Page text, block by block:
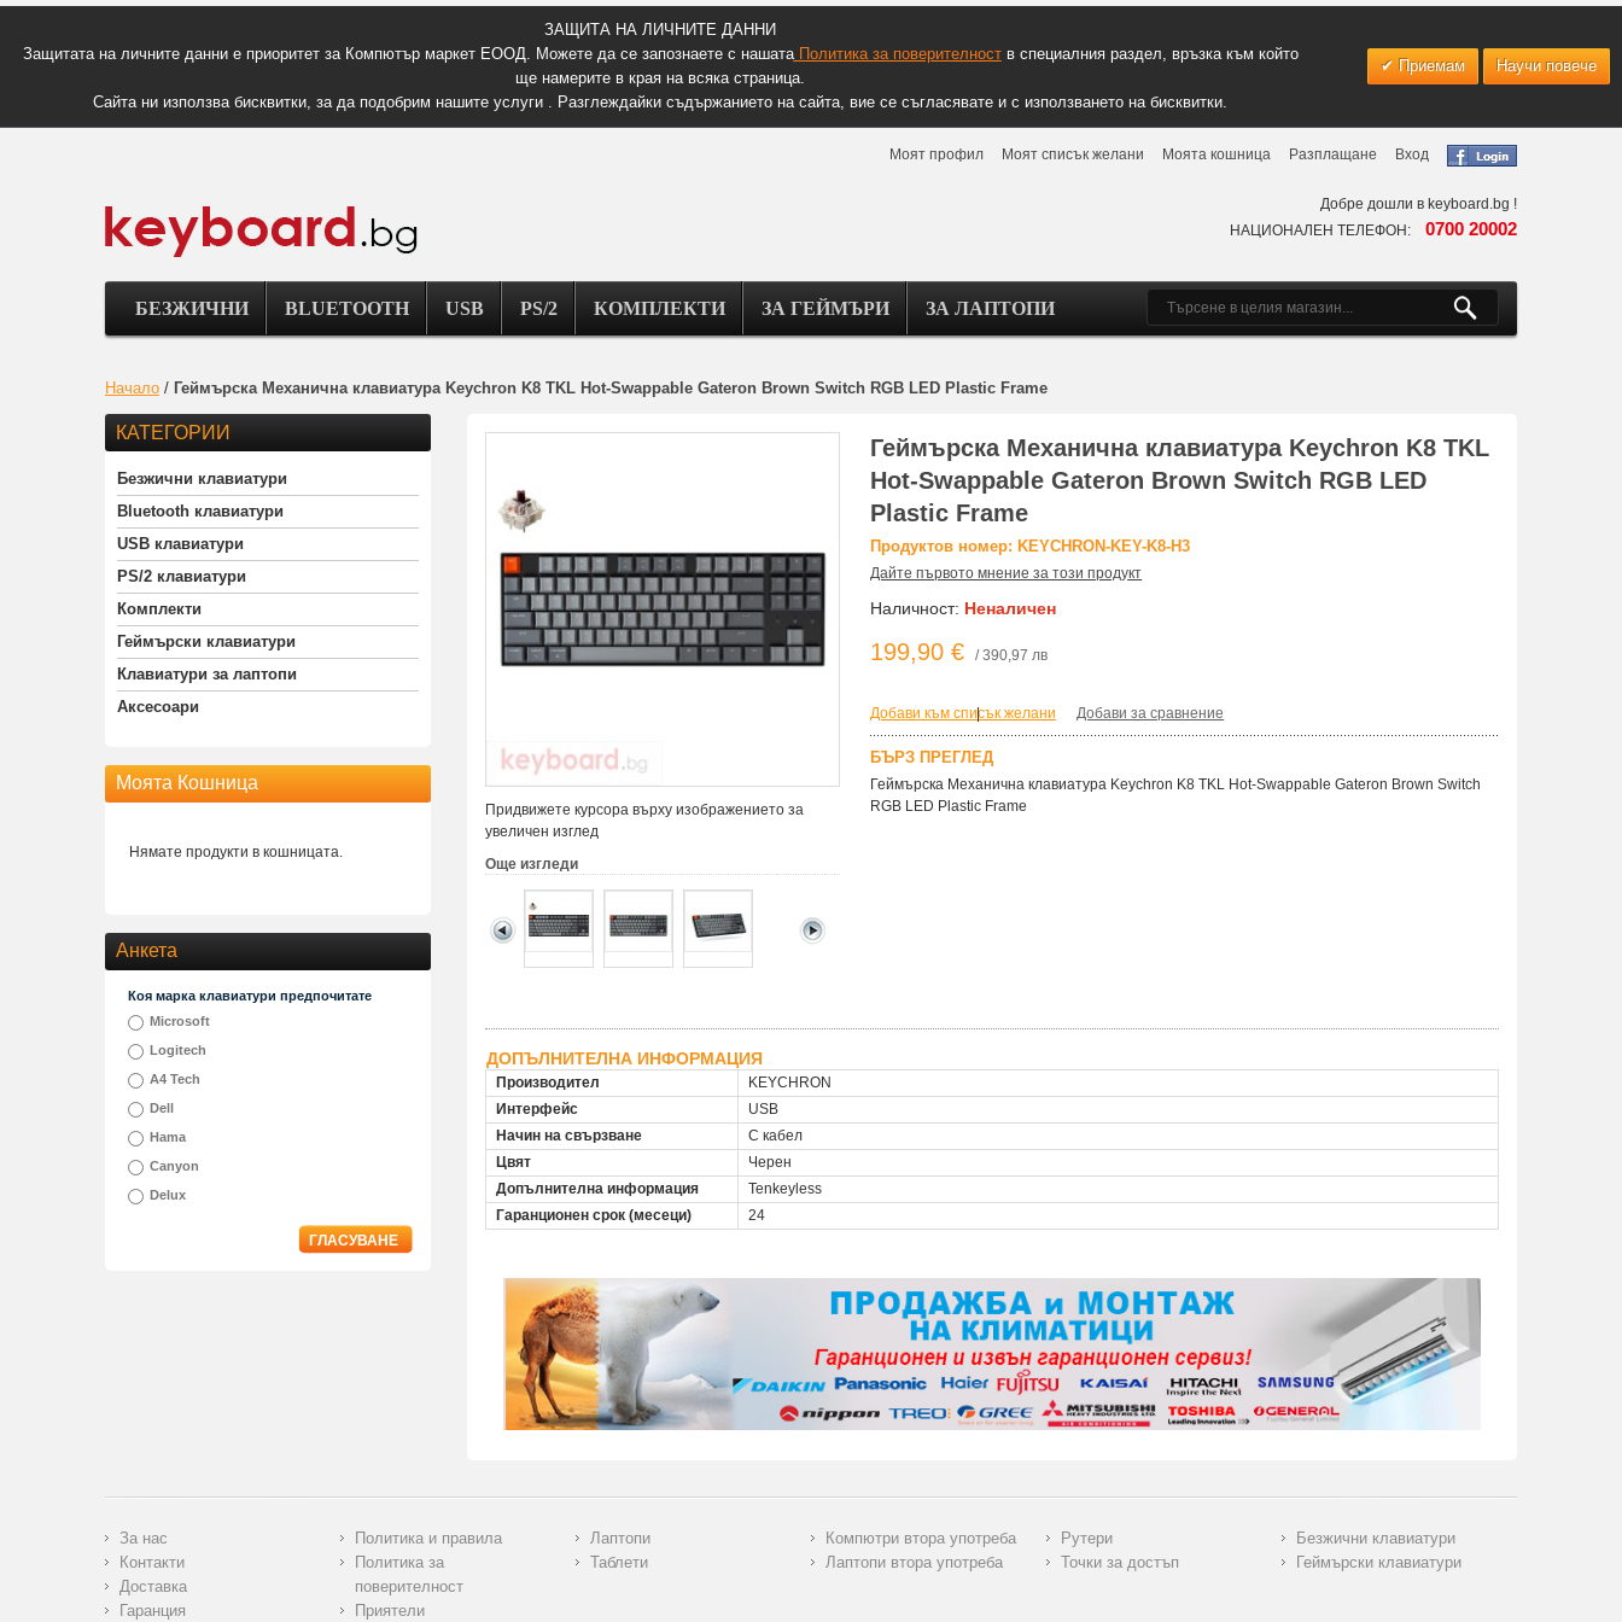
ЗАЩИТА НА ЛИЧНИТЕ ДАННИ
Защитата на личните данни е приоритет за Компютър маркет ЕООД. Можете да се запознаете с нашатаПолитика за поверителноств специалния раздел, връзка към който
ще намерите в края на всяка страница.
Сайта ни използва бисквитки, за да подобрим нашите услуги . Разглеждайки съдържанието на сайта, вие се съгласявате и с използването на бисквитки.
Приемам Научи повече
Моят профил Моят списък желани Моята кошница Разплащане Вход
Добре дошли в keyboard.bg !
НАЦИОНАЛЕН ТЕЛЕФОН: 0700 20002
БЕЗЖИЧНИ BLUETOOTH USB PS/2 КОМПЛЕКТИ ЗА ГЕЙМЪРИ ЗА ЛАПТОПИ
Начало / Геймърска Механична клавиатура Keychron K8 TKL Hot-Swappable Gateron Brown Switch RGB LED Plastic Frame
Придвижете курсора върху изображението за
увеличен изглед
Още изгледи
Геймърска Механична клавиатура Keychron K8 TKL
Hot-Swappable Gateron Brown Switch RGB LED
Plastic Frame
Продуктов номер: KEYCHRON-KEY-K8-H3
Дайте първото мнение за този продукт
Наличност: Неналичен
199,90 € / 390,97 лв
Добави към списък желани
| Добави за сравнение
БЪРЗ ПРЕГЛЕД
Геймърска Механична клавиатура Keychron K8 TKL Hot-Swappable Gateron Brown Switch
RGB LED Plastic Frame
ДОПЪЛНИТЕЛНА ИНФОРМАЦИЯ
Производител
KEYCHRON
Интерфейс
USB
Начин на свързване
С кабел
Цвят
Черен
Допълнителна информация
Tenkeyless
Гаранционен срок (месеци)
24
КАТЕГОРИИ
Безжични клавиатури
Bluetooth клавиатури
USB клавиатури
PS/2 клавиатури
Комплекти
Геймърски клавиатури
Клавиатури за лаптопи
Аксесоари
Моята Кошница
Нямате продукти в кошницата.
Анкета
Коя марка клавиатури предпочитате
Microsoft
Logitech
A4 Tech
Dell
Hama
Canyon
Delux
ГЛАСУВАНЕ
За нас
Контакти
Доставка
Гаранция
Политика и правила
Политика за
поверителност
Приятели
Лаптопи
Таблети
Компютри втора употреба
Лаптопи втора употреба
Рутери
Точки за достъп
Безжични клавиатури
Геймърски клавиатури